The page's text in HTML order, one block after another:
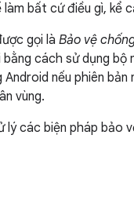
bất cứ điều gì, kể
gọi là Bảo vệ
cách sử dụng bộ
nếu phiên bản
vùng.
các biện pháp bảo